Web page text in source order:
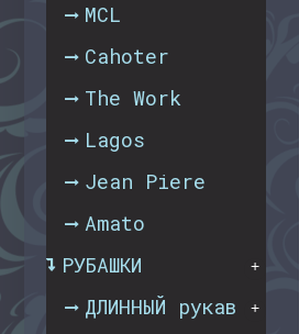
MCL
Cahoter
The Work
Lagos
Jean Piere
Amato
РУБАШКИ
+
ДЛИННЫЙ рукав +